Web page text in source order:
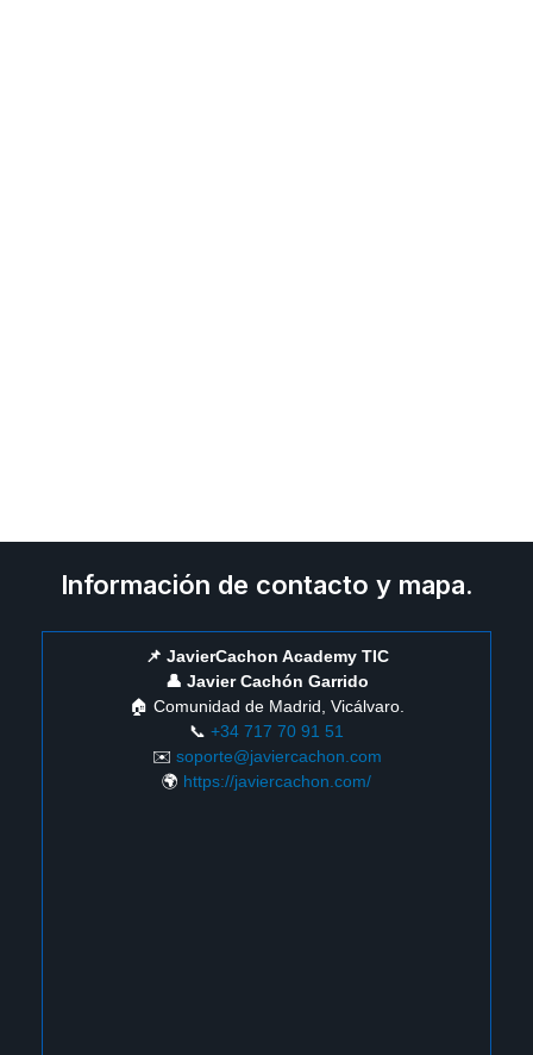
Información de contacto y mapa.
📌 JavierCachon Academy TIC
👤 Javier Cachón Garrido
🏠 Comunidad de Madrid, Vicálvaro.
📞 +34 717 70 91 51
✉️ soporte@javiercachon.com
🌍 https://javiercachon.com/